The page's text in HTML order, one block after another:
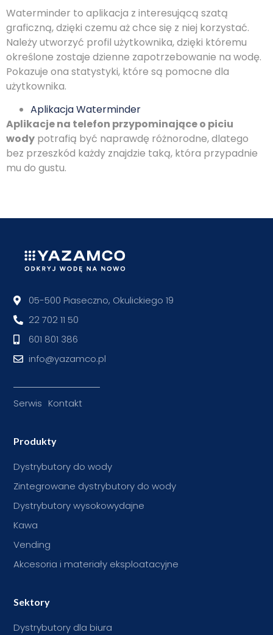
Waterminder to aplikacja z interesującą szatą
graficzną, dzięki czemu aż chce się z niej korzystać.
Należy utworzyć profil użytkownika, dzięki któremu
określone zostaje dzienne zapotrzebowanie na wodę.
Pokazuje ona statystyki, które są pomocne dla
użytkownika.
Aplikacja Waterminder
Aplikacje na telefon przypominające o piciu
wody potrafią być naprawdę różnorodne, dlatego
bez przeszkód każdy znajdzie taką, która przypadnie
mu do gustu.
05-500 Piaseczno, Okulickiego 19
22 702 11 50
601 801 386
info@yazamco.pl
Serwis Kontakt
Produkty
Dystrybutory do wody
Zintegrowane dystrybutory do wody
Dystrybutory wysokowydajne
Kawa
Vending
Akcesoria i materiały eksploatacyjne
Sektory
Dystrybutory dla biura